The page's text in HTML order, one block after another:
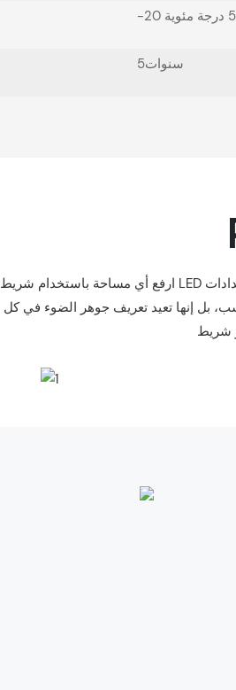
سنوات5
ارفع أي مساحة باستخدام شريط LED المتميز، المصمم من أجل الأناقة وتعدد الاستخدامات. مثالية للديكورات الداخلية السكنية لخلق أجواء مريحة، وإعدادات
بل إنها تعيد تعريف جوهر الضوء في كل